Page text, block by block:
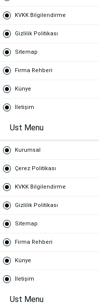
KVKK Bilgilendirme
Gizlilik Politikası
Sitemap
Firma Rehberi
Künye
İletişim
Ust Menu
Kurumsal
Çerez Politikası
KVKK Bilgilendirme
Gizlilik Politikası
Sitemap
Firma Rehberi
Künye
İletişim
Ust Menu